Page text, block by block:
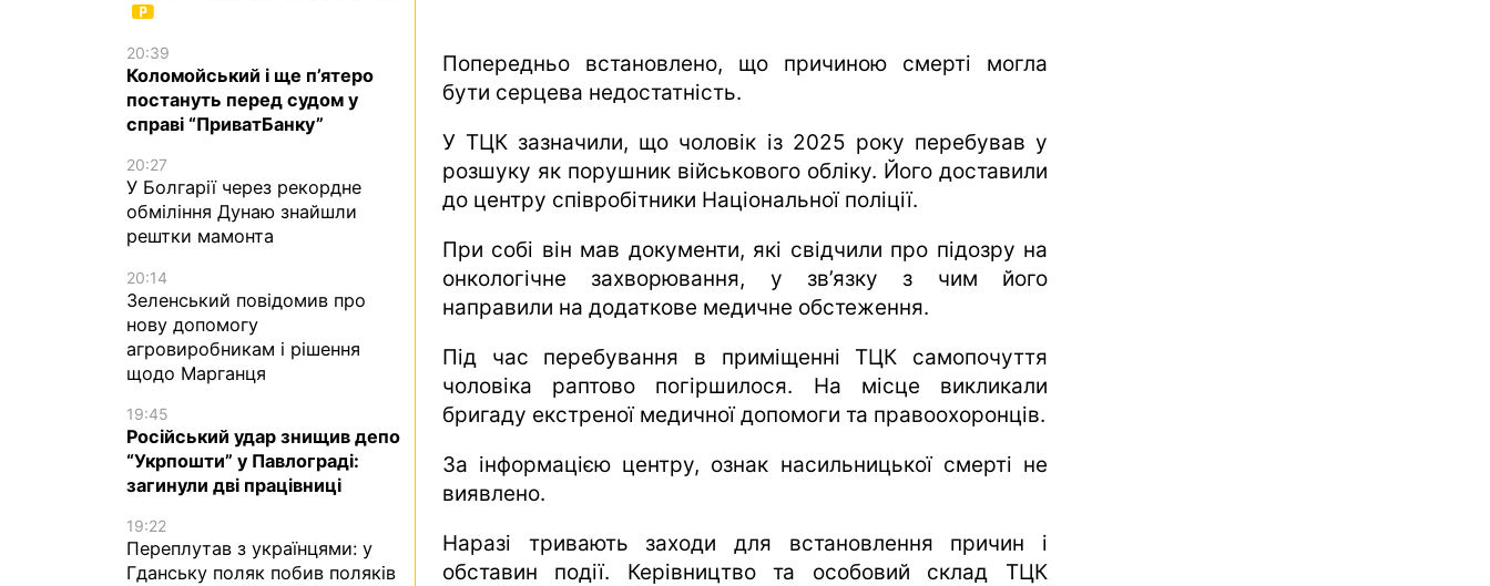
Попередньо встановлено, що причиною смерті могла
бути серцева недостатність.
У ТЦК зазначили, що чоловік із 2025 року перебував у
розшуку як порушник військового обліку. Його доставили
до центру співробітники Національної поліції.
При собі він мав документи, які свідчили про підозру на
онкологічне захворювання, у зв’язку з чим його
направили на додаткове медичне обстеження.
Під час перебування в приміщенні ТЦК самопочуття
чоловіка раптово погіршилося. На місце викликали
бригаду екстреної медичної допомоги та правоохоронців.
За інформацією центру, ознак насильницької смерті не
виявлено.
Наразі тривають заходи для встановлення причин і
обставин події. Керівництво та особовий склад ТЦК
20:39
Коломойський і ще п’ятеро
постануть перед судом у
справі “ПриватБанку”
20:27
У Болгарії через рекордне
обміління Дунаю знайшли
рештки мамонта
20:14
Зеленський повідомив про
нову допомогу
агровиробникам і рішення
щодо Марганця
19:45
Російський удар знищив депо
“Укрпошти” у Павлограді:
загинули дві працівниці
19:22
Переплутав з українцями: у
Гданську поляк побив поляків